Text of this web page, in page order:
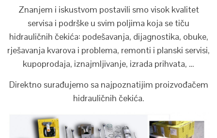
Znanjem i iskustvom postavili smo visok kvalitet
servisa i podrške u svim poljima koja se tiču
hidrauličnih čekića: podešavanja, dijagnostika, obuke,
rješavanja kvarova i problema, remonti i planski servisi,
kupoprodaja, iznajmljivanje, izrada prihvata, …
Direktno surađujemo sa najpoznatijim proizvođačem
hidrauličnih čekića.